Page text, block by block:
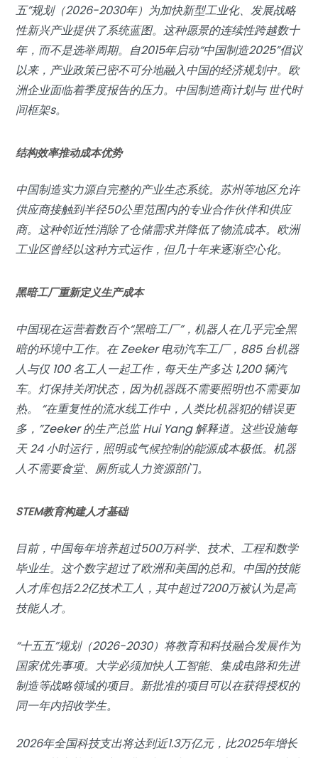
五”规划（2026-2030年）为加快新型工业化、发展战略
性新兴产业提供了系统蓝图。这种愿景的连续性跨越数十
年，而不是选举周期。自2015年启动“中国制造2025”倡议
以来，产业政策已密不可分地融入中国的经济规划中。欧
洲企业面临着季度报告的压力。中国制造商计划与世代时
间框架s。
结构效率推动成本优势
中国制造实力源自完整的产业生态系统。苏州等地区允许
供应商接触到半径50公里范围内的专业合作伙伴和供应
商。这种邻近性消除了仓储需求并降低了物流成本。欧洲
工业区曾经以这种方式运作，但几十年来逐渐空心化。
黑暗工厂重新定义生产成本
中国现在运营着数百个“黑暗工厂”，机器人在几乎完全黑
暗的环境中工作。在 Zeeker 电动汽车工厂，885 台机器
人与仅 100 名工人一起工作，每天生产多达 1,200 辆汽
车。灯保持关闭状态，因为机器既不需要照明也不需要加
热。 “在重复性的流水线工作中，人类比机器犯的错误更
多，”Zeeker 的生产总监 Hui Yang 解释道。这些设施每
天 24 小时运行，照明或气候控制的能源成本极低。机器
人不需要食堂、厕所或人力资源部门。
STEM教育构建人才基础
目前，中国每年培养超过500万科学、技术、工程和数学
毕业生。这个数字超过了欧洲和美国的总和。中国的技能
人才库包括2.2亿技术工人，其中超过7200万被认为是高
技能人才。
“十五五”规划（2026-2030）将教育和科技融合发展作为
国家优先事项。大学必须加快人工智能、集成电路和先进
制造等战略领域的项目。新批准的项目可以在获得授权的
同一年内招收学生。
2026年全国科技支出将达到近1.3万亿元，比2025年增长